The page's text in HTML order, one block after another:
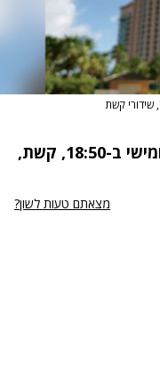
שידורי קשת
18:50, קשת,
מצאתם טעות לשון?